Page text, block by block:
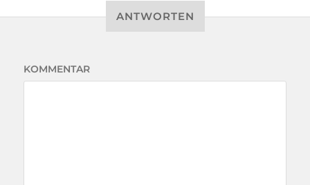
ANTWORTEN
KOMMENTAR